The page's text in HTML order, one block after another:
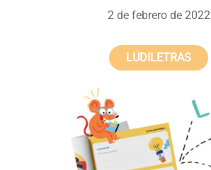
2 de febrero de 2022
LUDILETRAS